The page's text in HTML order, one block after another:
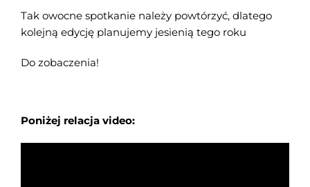
Tak owocne spotkanie należy powtórzyć, dlatego
kolejną edycję planujemy jesienią tego roku
Do zobaczenia!
Poniżej relacja video: